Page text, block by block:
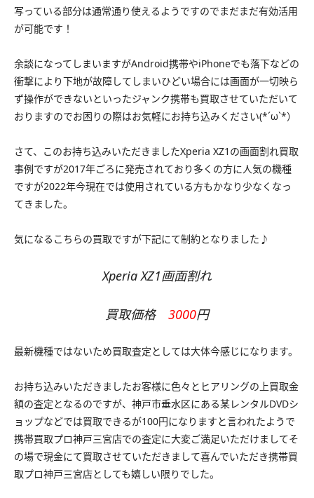
写っている部分は通常通り使えるようですのでまだまだ有効活用
が可能です！
余談になってしまいますがAndroid携帯やiPhoneでも落下などの
衝撃により下地が故障してしまいひどい場合には画面が一切映ら
ず操作ができないといったジャンク携帯も買取させていただいて
おりますのでお困りの際はお気軽にお持ち込みください(*´ω`*）
さて、このお持ち込みいただきましたXperia XZ1の画面割れ買取
事例ですが2017年ごろに発売されており多くの方に人気の機種
ですが2022年今現在では使用されている方もかなり少なくなっ
てきました。
気になるこちらの買取ですが下記にて制約となりました♪
Xperia XZ1画面割れ
買取価格 3000円
最新機種ではないため買取査定としては大体今感じになります。
お持ち込みいただきましたお客様に色々とヒアリングの上買取金
額の査定となるのですが、神戸市垂水区にある某レンタルDVDシ
ョップなどでは買取できるが100円になりますと言われたようで
携帯買取プロ神戸三宮店での査定に大変ご満足いただけましてそ
の場で現金にて買取させていただきまして喜んでいただき携帯買
取プロ神戸三宮店としても嬉しい限りでした。